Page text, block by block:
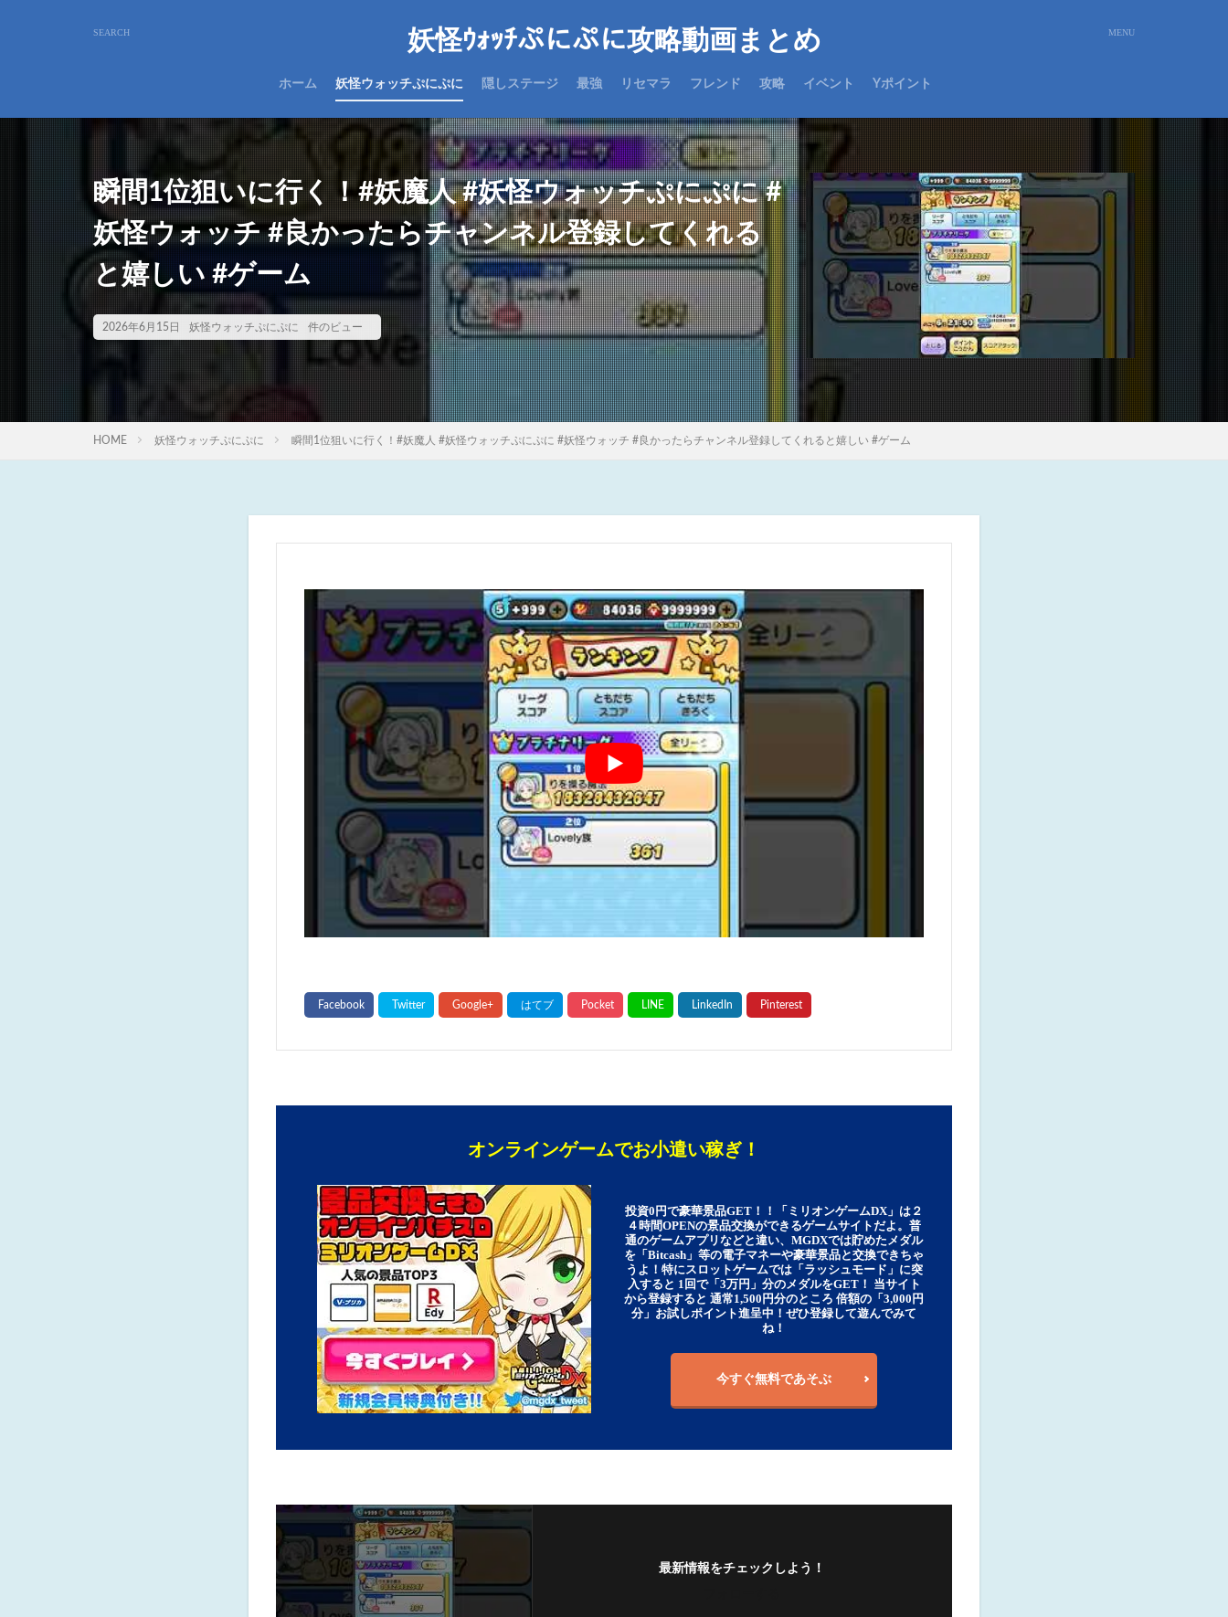
妖怪ｳｫｯﾁぷにぷに攻略動画まとめ
ホーム 妖怪ウォッチぷにぷに 隠しステージ 最強 リセマラ フレンド 攻略 イベント Yポイント
瞬間1位狙いに行く！#妖魔人 #妖怪ウォッチぷにぷに #
妖怪ウォッチ #良かったらチャンネル登録してくれる
と嬉しい #ゲーム
2026年6月15日 妖怪ウォッチぷにぷに 件のビュー
HOME 妖怪ウォッチぷにぷに 瞬間1位狙いに行く！#妖魔人 #妖怪ウォッチぷにぷに #妖怪ウォッチ #良かったらチャンネル登録してくれると嬉しい #ゲーム
オンラインゲームでお小遣い稼ぎ！
投資0円で豪華景品GET！！「ミリオンゲームDX」は２
４時間OPENの景品交換ができるゲームサイトだよ。普
通のゲームアプリなどと違い、MGDXでは貯めたメダル
を「Bitcash」等の電子マネーや豪華景品と交換できちゃ
うよ！特にスロットゲームでは「ラッシュモード」に突
入すると 1回で「3万円」分のメダルをGET！ 当サイト
から登録すると 通常1,500円分のところ 倍額の「3,000円
分」お試しポイント進呈中！ぜひ登録して遊んでみて
ね！
今すぐ無料であそぶ
最新情報をチェックしよう！